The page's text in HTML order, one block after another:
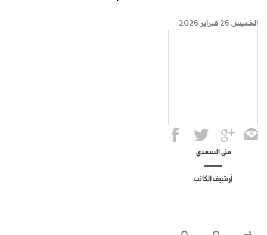
الخميس 26 فبراير 2026
منى السعدي
أرشيف الكاتب